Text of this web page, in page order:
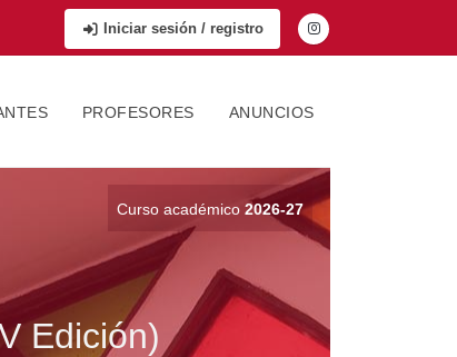
Iniciar sesión / registro
PROFESORES ANUNCIOS
Curso académico 2026-27
Edición)